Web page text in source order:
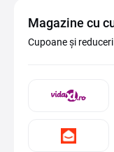
Magazine cu
Cupoane și